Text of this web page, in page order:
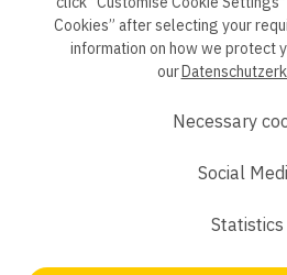
Privacy policy B2B Privacy policy
GTC Code
Cookies” after selecting your
information on how we protect
our
Necessary
Social
Statistics